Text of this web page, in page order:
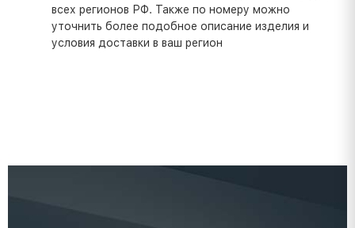
всех регионов РФ. Также по номеру можно
уточнить более подобное описание изделия и
условия доставки в ваш регион